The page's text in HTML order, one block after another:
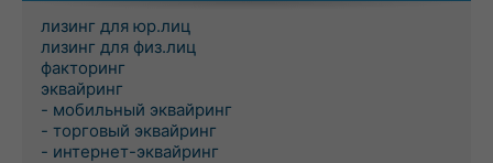
лизинг для юр.лиц
лизинг для физ.лиц
факторинг
эквайринг
- мобильный эквайринг
- торговый эквайринг
- интернет-эквайринг